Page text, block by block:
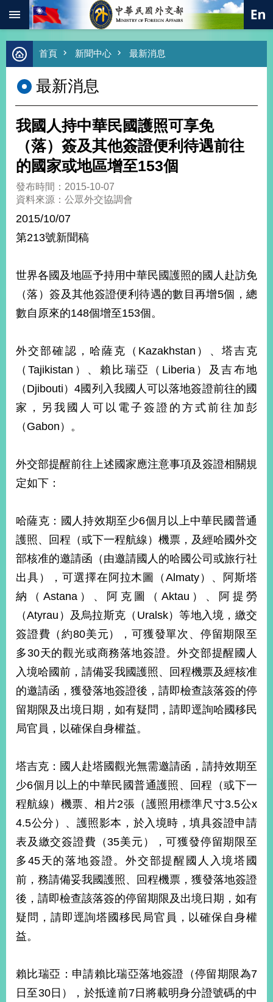
跳到主要內容區塊
進
階
尋
熱
總
合
外
交
值
經
濟
不
台
海
平
護
照
網
導
覽
於
本
部
新
中
心
外
交
資
訊
國
與
區
國
際
傳
播
政
府
資
訊
公
開
服
首頁 新聞中心 最新消息
最新消息
我國人持中華民國護照可享免
（落）簽及其他簽證便利待遇前往
的國家或地區增至153個
發布時間：2015-10-07
資料來源：公眾外交協調會
2015/10/07
第213號新聞稿
世界各國及地區予持用中華民國護照的國人赴訪免
（落）簽及其他簽證便利待遇的數目再增5個，總
數自原來的148個增至153個。
外交部確認，哈薩克（Kazakhstan）、塔吉克
（Tajikistan）、賴比瑞亞（Liberia）及吉布地
（Djibouti）4國列入我國人可以落地簽證前往的國
家，另我國人可以電子簽證的方式前往加彭
（Gabon）。
外交部提醒前往上述國家應注意事項及簽證相關規
定如下：
哈薩克：國人持效期至少6個月以上中華民國普通
護照、回程（或下一程航線）機票，及經哈國外交
部核准的邀請函（由邀請國人的哈國公司或旅行社
出具），可選擇在阿拉木圖（Almaty）、阿斯塔
納（Astana）、阿克圖（Aktau）、阿提勞
（Atyrau）及烏拉斯克（Uralsk）等地入境，繳交
簽證費（約80美元），可獲發單次、停留期限至
多30天的觀光或商務落地簽證。外交部提醒國人
入境哈國前，請備妥我國護照、回程機票及經核准
的邀請函，獲發落地簽證後，請即檢查該落簽的停
留期限及出境日期，如有疑問，請即逕詢哈國移民
局官員，以確保自身權益。
塔吉克：國人赴塔國觀光無需邀請函，請持效期至
少6個月以上的中華民國普通護照、回程（或下一
程航線）機票、相片2張（護照用標準尺寸3.5公x
4.5公分）、護照影本，於入境時，填具簽證申請
表及繳交簽證費（35美元），可獲發停留期限至
多45天的落地簽證。外交部提醒國人入境塔國
前，務請備妥我國護照、回程機票，獲發落地簽證
後，請即檢查該落簽的停留期限及出境日期，如有
疑問，請即逕詢塔國移民局官員，以確保自身權
益。
賴比瑞亞：申請賴比瑞亞落地簽證（停留期限為7
日至30日），於抵達前7日將載明身分證號碼的中